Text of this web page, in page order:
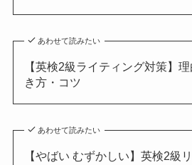
あわせて読みたい
【英検2級ライティング対策】
き方・コツ
あわせて読みたい
【やばい むずかしい】英検2級